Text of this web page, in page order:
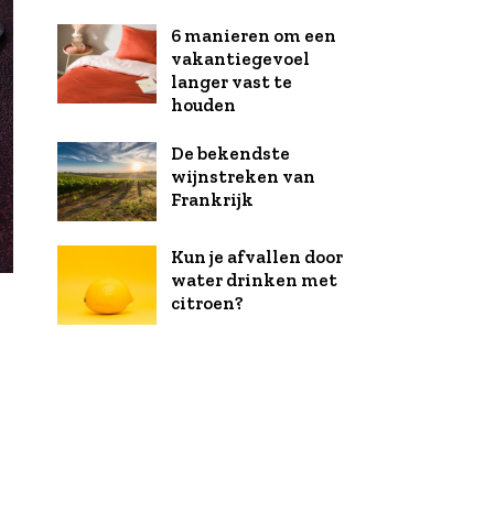
6 manieren om een
vakantiegevoel
langer vast te
houden
De bekendste
wijnstreken van
Frankrijk
Kun je afvallen door
water drinken met
citroen?